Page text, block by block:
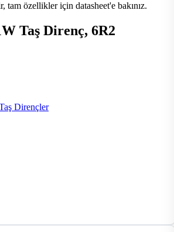
tam özellikler için datasheet'e bakınız.
Taş Direnç, 6R2
Dirençler